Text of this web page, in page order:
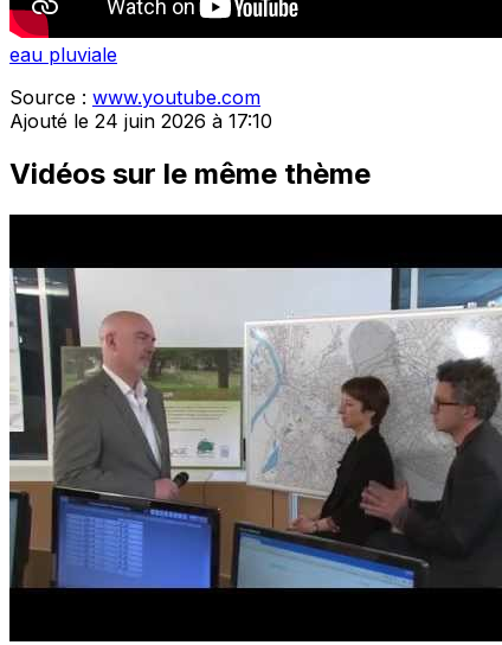
eau pluviale
Source : www.youtube.com
Ajouté le 24 juin 2026 à 17:10
Vidéos sur le même thème